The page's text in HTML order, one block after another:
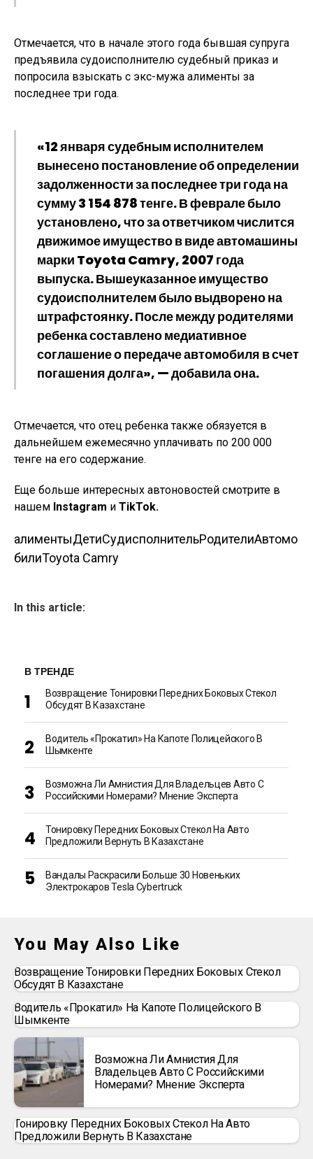
Отмечается, что в начале этого года бывшая супруга
предъявила судоисполнителю судебный приказ и
попросила взыскать с экс-мужа алименты за
последнее три года.
«12 января судебным исполнителем
вынесено постановление об определении
задолженности за последнее три года на
сумму 3 154 878 тенге. В феврале было
установлено, что за ответчиком числится
движимое имущество в виде автомашины
марки Toyota Camry, 2007 года
выпуска. Вышеуказанное имущество
судоисполнителем было выдворено на
штрафстоянку. После между родителями
ребенка составлено медиативное
соглашение о передаче автомобиля в счет
погашения долга», — добавила она.
Отмечается, что отец ребенка также обязуется в
дальнейшем ежемесячно уплачивать по 200 000
тенге на его содержание.
Еще больше интересных автоновостей смотрите в
нашем Instagram и TikTok.
алиментыДетиСудисполнительРодителиАвтомо
билиToyota Camry
In this article:
В ТРЕНДЕ
Возвращение Тонировки Передних Боковых Стекол
Обсудят В Казахстане
Водитель «прокатил» На Капоте Полицейского В
Шымкенте
Возможна Ли Амнистия Для Владельцев Авто С
Российскими Номерами? Мнение Эксперта
Тонировку Передних Боковых Стекол На Авто
Предложили Вернуть В Казахстане
Вандалы Раскрасили Больше 30 Новеньких
Электрокаров Tesla Cybertruck
You May Also Like
Возвращение Тонировки Передних Боковых Стекол
Обсудят В Казахстане
Водитель «прокатил» На Капоте Полицейского В
Шымкенте
Возможна Ли Амнистия Для
Владельцев Авто С Российскими
Номерами? Мнение Эксперта
Тонировку Передних Боковых Стекол На Авто
Предложили Вернуть В Казахстане